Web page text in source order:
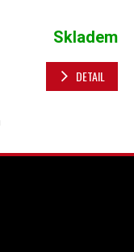
Skladem
DETAIL
PRVKY VÝPISU